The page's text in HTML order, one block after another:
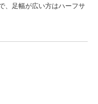
、足幅が広い方はハーフサ